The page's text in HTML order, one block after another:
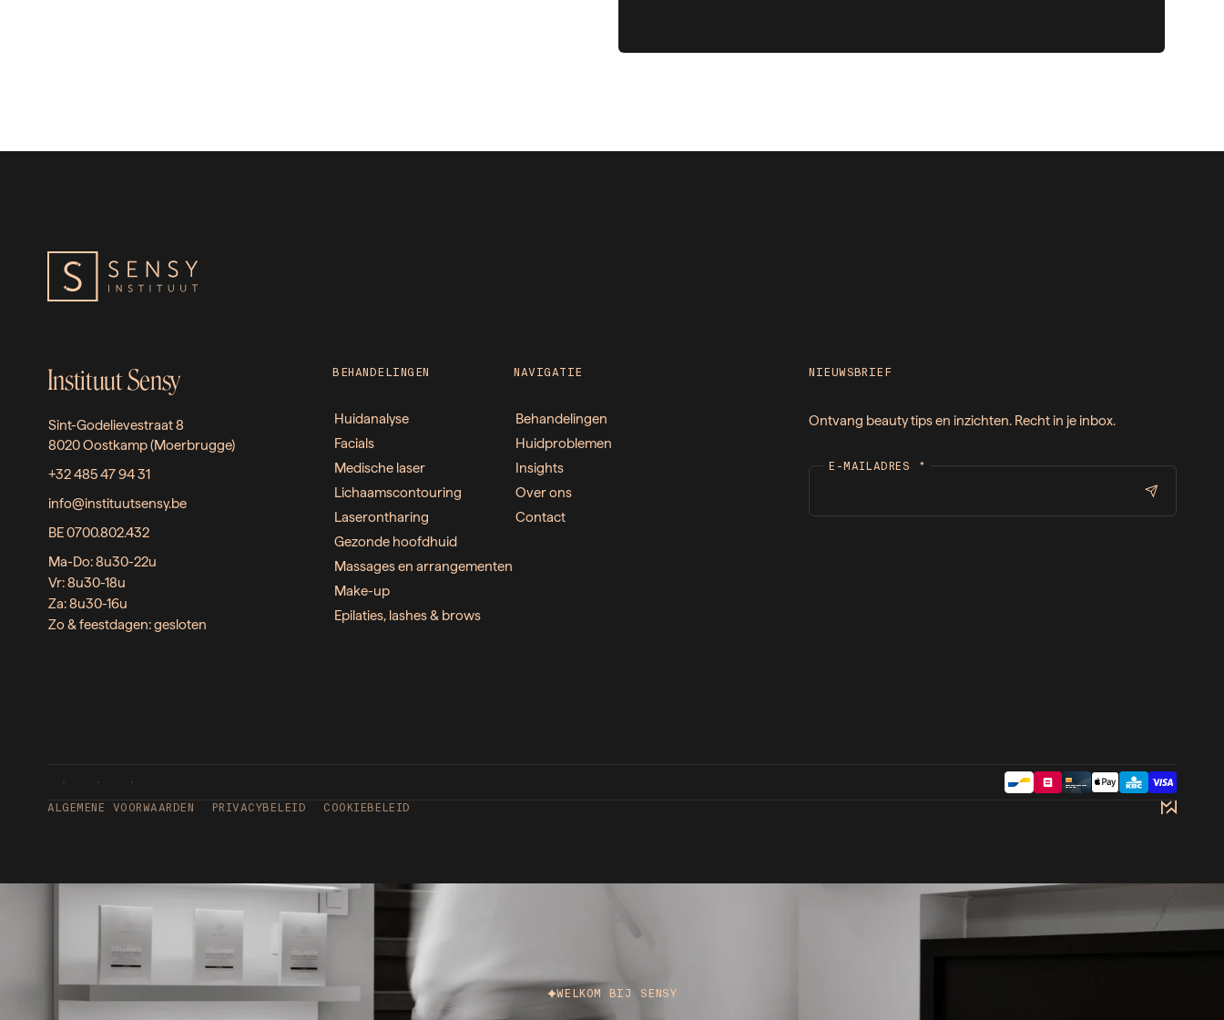
Instituut Sensy
Sint-Godelievestraat 8
8020 Oostkamp (Moerbrugge)
+32 485 47 94 31
info@instituutsensy.be
BE 0700.802.432
Ma-Do: 8u30-22u
Vr: 8u30-18u
Za: 8u30-16u
Zo & feestdagen: gesloten
BEHANDELINGEN
Huidanalyse
Facials
Medische laser
Lichaamscontouring
Laserontharing
Gezonde hoofdhuid
Massages en arrangementen
Make-up
Epilaties, lashes & brows
NAVIGATIE
Behandelingen
Huidproblemen
Insights
Over ons
Contact
NIEUWSBRIEF
Ontvang beauty tips en inzichten. Recht in je inbox.
E-MAILADRES *
ALGEMENE VOORWAARDEN PRIVACYBELEID COOKIEBELEID
WELKOM BIJ SENSY